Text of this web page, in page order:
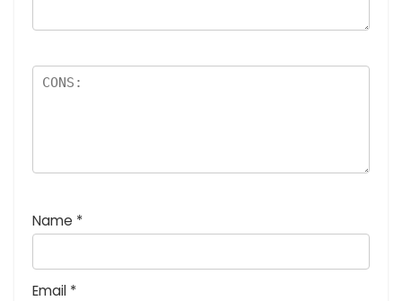
Name *
Email *